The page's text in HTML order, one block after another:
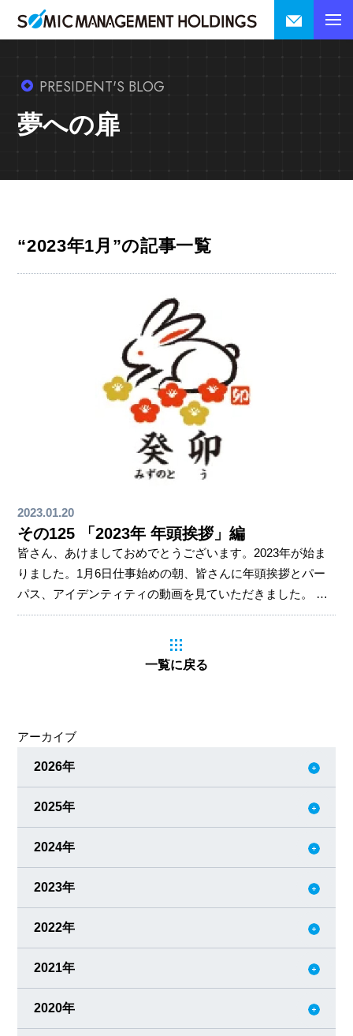
PRESIDENT'S BLOG
夢への扉
“2023年1月”の記事一覧
2023.01.20
その125 「2023年 年頭挨拶」編
皆さん、あけましておめでとうございます。2023年が始ま
りました。1月6日仕事始めの朝、皆さんに年頭挨拶とパー
パス、アイデンティティの動画を見ていただきました。 今
月は、2023年年頭挨拶にて、私が皆さんに伝えたかったこ
は言えなかった自分の気持ちも書き加えていますので、ぜ
続く 十二支とは、一年の周期を12等分し動物に例えたも
の、子丑寅卯&hel
一覧に戻る
アーカイブ
2026年
2025年
2024年
2023年
2022年
2021年
2020年